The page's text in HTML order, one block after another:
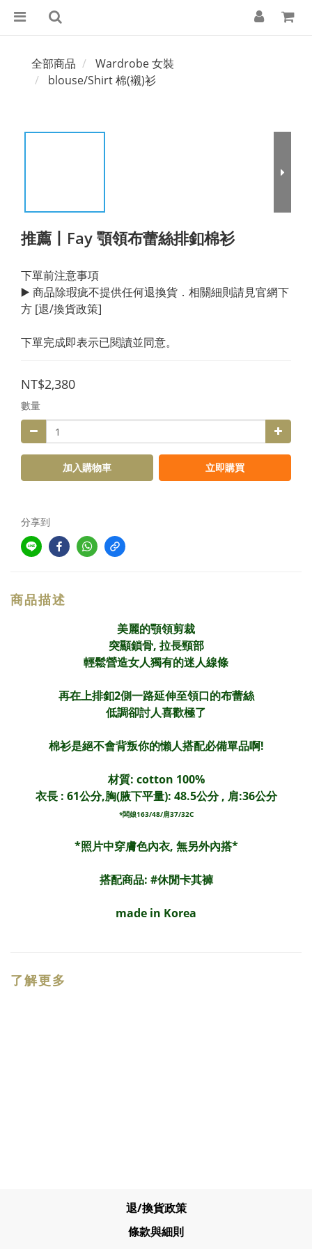
全部商品
Wardrobe 女裝
blouse/Shirt 棉(襯)衫
推薦丨Fay 顎領布蕾絲排釦棉衫
下單前注意事項
▶️ 商品除瑕疵不提供任何退換貨．相關細則請見官網下
方 [退/換貨政策]
下單完成即表示已閱讀並同意。
NT$2,380
數量
加入購物車 立即購買
分享到
商品描述
美麗的顎領剪裁
突顯鎖骨, 拉長頸部
輕鬆營造女人獨有的迷人線條
再在上排釦2側一路延伸至領口的布蕾絲
低調卻討人喜歡極了
棉衫是絕不會背叛你的懶人搭配必備單品啊!
材質: cotton 100%
衣長 : 61公分,胸(腋下平量): 48.5公分 , 肩:36公分
*闆娘163/48/肩37/32C
*照片中穿膚色內衣, 無另外內搭*
搭配商品: #休閒卡其褲
made in Korea
了解更多
退/換貨政策
條款與細則